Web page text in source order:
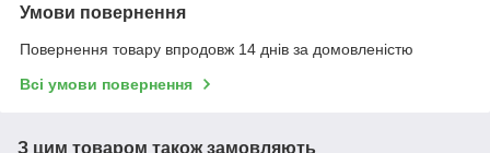
Умови повернення
Повернення товару впродовж 14 днів за домовленістю
Всі умови повернення
З цим товаром також замовляють